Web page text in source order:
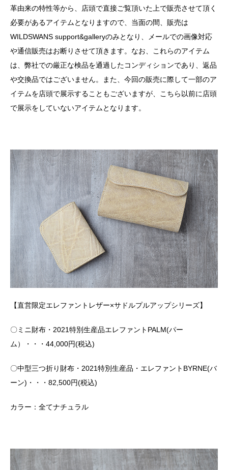
革由来の特性等から、店頭で直接ご覧頂いた上で販売させて頂く
必要があるアイテムとなりますので、当面の間、販売は
WILDSWANS support&galleryのみとなり、メールでの画像対応
や通信販売はお断りさせて頂きます。なお、これらのアイテム
は、弊社での厳正な検品を通過したコンディションであり、返品
や交換品ではございません。また、今回の販売に際して一部のア
イテムを店頭で展示することもございますが、こちら以前に店頭
で展示をしていないアイテムとなります。
【直営限定エレファントレザー×サドルプルアップシリーズ】
〇ミニ財布・2021特別生産品エレファントPALM(パー
ム）・・・44,000円(税込)
〇中型三つ折り財布・2021特別生産品・エレファントBYRNE(バ
ーン)・・・82,500円(税込)
カラー：全てナチュラル